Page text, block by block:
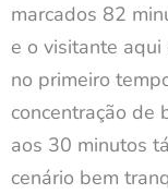
marcados 82
e o visitante
no primeiro
concentração de
aos 30 minutos
cenário bem